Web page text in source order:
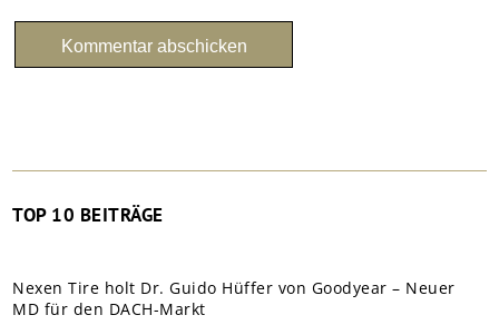
TOP 10 BEITRÄGE
Nexen Tire holt Dr. Guido Hüffer von Goodyear – Neuer
MD für den DACH-Markt